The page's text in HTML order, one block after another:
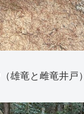
雄竜と雌竜井戸）